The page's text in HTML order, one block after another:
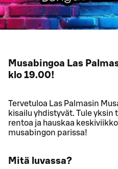
Musabingoa Las
klo 19.00!
Tervetuloa Las Palmasin
kisailu yhdistyvät. Tule yksin
rentoa ja hauskaa
musabingon parissa!
Mitä luvassa?